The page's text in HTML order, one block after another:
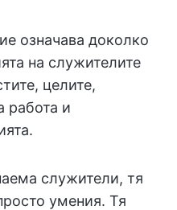
означава доколко
на служителите
целите,
работа и
служители, тя
умения. Тя